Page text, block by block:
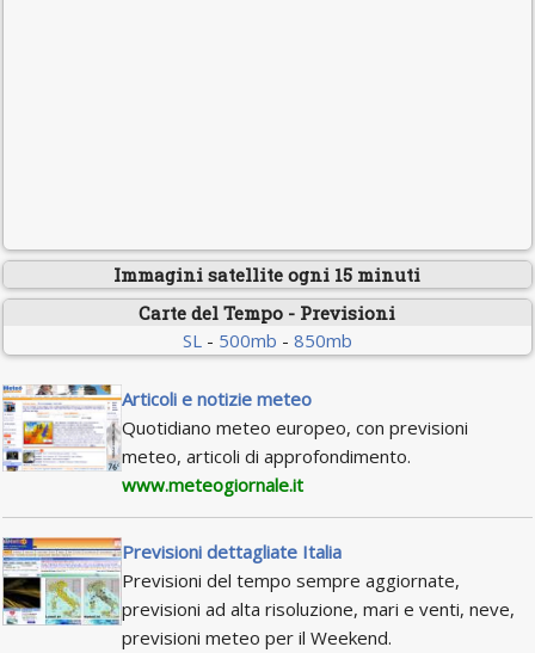
Immagini satellite ogni 15 minuti
Carte del Tempo - Previsioni
SL- 500mb - 850mb
Articoli e notizie meteo
Quotidiano meteo europeo, con previsioni
meteo, articoli di approfondimento.
www.meteogiornale.it
Previsioni dettagliate Italia
Previsioni del tempo sempre aggiornate,
previsioni ad alta risoluzione, mari e venti, neve,
previsioni meteo per il Weekend.